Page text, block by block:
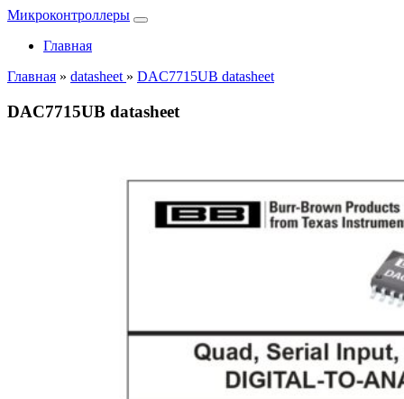
Микроконтроллеры
Главная
Главная » datasheet » DAC7715UB datasheet
DAC7715UB datasheet